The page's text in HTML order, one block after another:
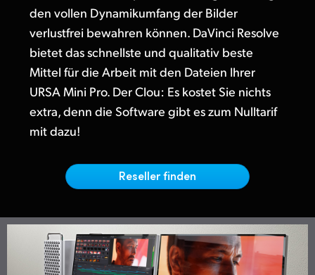
Netherlands
New Zealand
Norway
Poland
Singapore
Spain
Sweden
den vollen Dynamikumfang der Bilder
verlustfrei bewahren können. DaVinci Resolve
bietet das schnellste und qualitativ beste
Mittel für die Arbeit mit den Dateien Ihrer
URSA Mini Pro. Der Clou: Es kostet Sie nichts
extra, denn die Software gibt es zum Nulltarif
mit dazu!
Reseller finden